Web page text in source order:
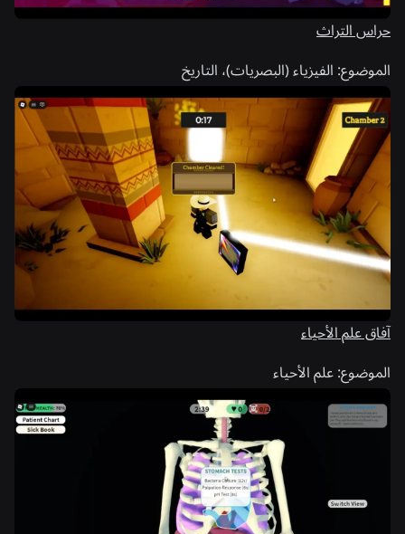
حراس التراث
الموضوع:الفيزياء (البصريات)، التاريخ
آفاق علم الأحياء
الموضوع:علم الأحياء